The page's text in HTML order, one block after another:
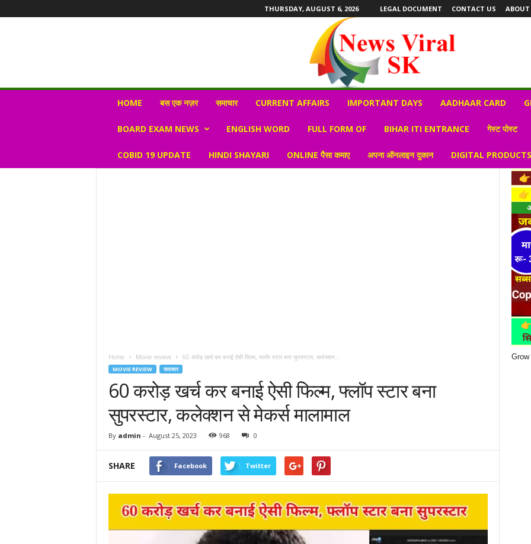
THURSDAY, AUGUST 6, 2026 LEGAL DOCUMENT CONTACT US ABOUT
r
HOME बस एक नज़र समाचार CURRENT AFFAIRS IMPORTANT DAYS AADHAAR CARD
BOARD EXAM NEWS ENGLISH WORD FULL FORM OF BIHAR ITI ENTRANCE गेस्ट पोस्ट
COBID 19 UPDATE HINDI SHAYARI ONLINE पैसा कमाए अपना ऑनलाइन दुकान DIGITAL
Home Movie review 60 करोड़ खर्च कर बनाई ऐसी फिल्म, फ्लॉप स्टार बना सुपरस्टार, कलेक्शन...
MOVIE REVIEW समाचार
60 करोड़ खर्च कर बनाई ऐसी फिल्म, फ्लॉप स्टार बना
सुपरस्टार, कलेक्शन से मेकर्स मालामाल
By admin - August 25, 2023 968 0
SHARE Facebook Twitter